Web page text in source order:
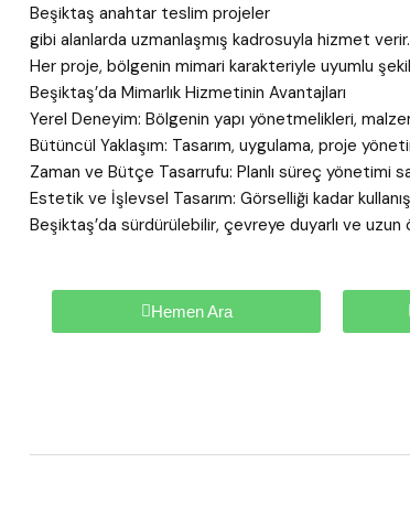
Beşiktaş anahtar teslim projeler
gibi alanlarda uzmanlaşmış kadrosuyla hizmet verir.
Her proje, bölgenin mimari karakteriyle uyumlu
Beşiktaş’da Mimarlık Hizmetinin Avantajları
Yerel Deneyim: Bölgenin yapı yönetmelikleri,
Bütüncül Yaklaşım: Tasarım, uygulama, proje
Zaman ve Bütçe Tasarrufu: Planlı süreç yönetimi
Estetik ve İşlevsel Tasarım: Görselliği kadar
Beşiktaş’da sürdürülebilir, çevreye duyarlı ve
Hemen Ara